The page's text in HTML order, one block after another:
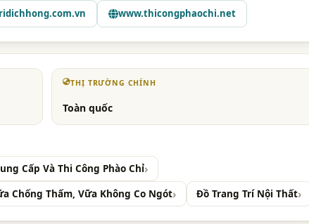
www.thicongphaochi.net
THỊ TRƯỜNG CHÍNH
Toàn quốc
Cấp Và Thi Công Phào Chỉ
Chống Thấm, Vữa Không Co Ngót Đồ Trang Trí Nội Thất